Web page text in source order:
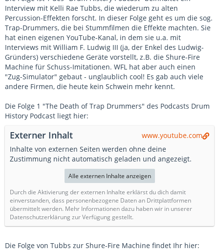
Interview mit Kelli Rae Tubbs, die wiederum zu alten
Percussion-Effekten forscht. In dieser Folge geht es um die sog.
Trap-Drummers, die bei Stummfilmen die Effekte machten. Sie
hat einen eigenen YouTube-Kanal, in dem sie u.a. mit
Interviews mit William F. Ludwig III (ja, der Enkel des Ludwig-
Gründers) verschiedene Geräte vorstellt, z.B. die Shure-Fire
Machine für Schuss-Imitationen. WFL hat aber auch einen
"Zug-Simulator" gebaut - unglaublich cool! Es gab auch viele
andere Firmen, die heute kein Schwein mehr kennt.
Die Folge 1 "The Death of Trap Drummers" des Podcasts Drum
History Podcast liegt hier:
Externer Inhalt
www.youtube.com
Inhalte von externen Seiten werden ohne deine
Zustimmung nicht automatisch geladen und angezeigt.
Alle externen Inhalte anzeigen
Durch die Aktivierung der externen Inhalte erklärst du dich damit
einverstanden, dass personenbezogene Daten an Drittplattformen
übermittelt werden. Mehr Informationen dazu haben wir in unserer
Datenschutzerklärung zur Verfügung gestellt.
Die Folge von Tubbs zur Shure-Fire Machine findet Ihr hier: